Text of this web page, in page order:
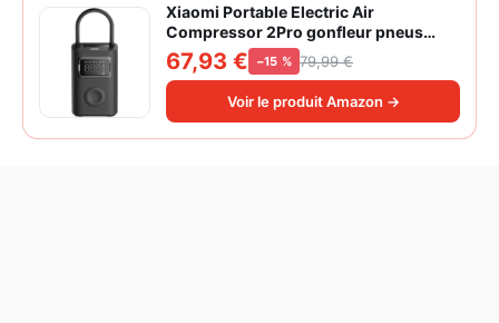
Xiaomi Portable Electric Air
Compressor 2Pro gonfleur pneus
voiture | ±1PSI Contrôle pression
pneus, 45s gonflage rapide, batterie
longue durée, avec éclairage, grand
cylindre à air 27 mm
67,93 € −15 % 79,99 €
Voir le produit Amazon →